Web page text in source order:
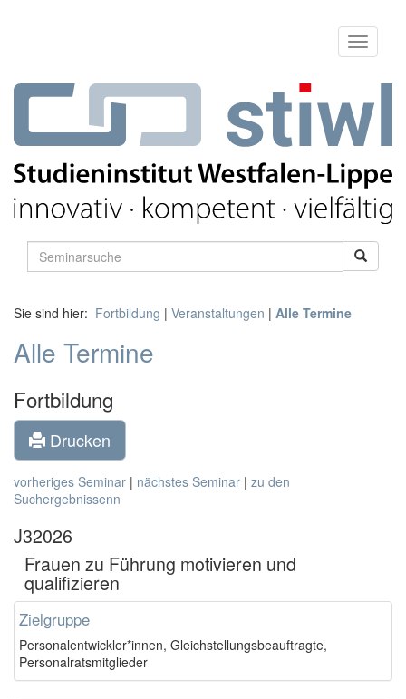
Sie sind hier: Fortbildung | Veranstaltungen | Alle Termine
Alle Termine
Fortbildung
Drucken
vorheriges Seminar | nächstes Seminar | zu den
Suchergebnissenn
J32026
Frauen zu Führung motivieren und
qualifizieren
Zielgruppe
Personalentwickler*innen, Gleichstellungsbeauftragte,
Personalratsmitglieder